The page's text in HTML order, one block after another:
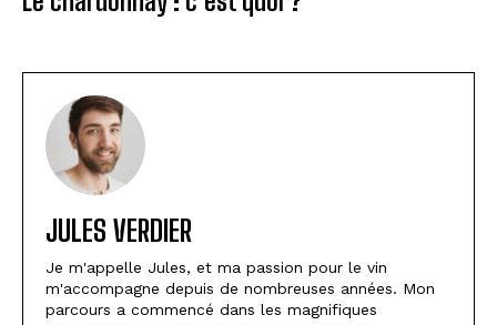
JULES VERDIER
Je m'appelle Jules, et ma passion pour le vin
m'accompagne depuis de nombreuses années. Mon
parcours a commencé dans les magnifiques